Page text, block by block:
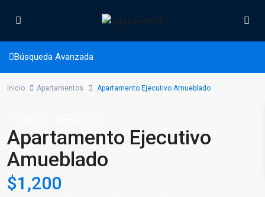
Búsqueda Avanzada
Inicio Apartamentos Apartamento Ejecutivo Amueblado
Apartamento Ejecutivo
Amueblado
$1,200